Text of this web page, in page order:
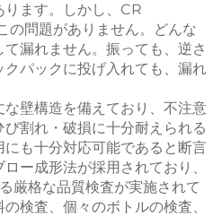
ます。しかし、CR
問題がありません。どんな
漏れません。振っても、逆さ
パックに投げ入れても、漏れ
壁構造を備えており、不注意
割れ・破損に十分耐えられる
も十分対応可能であると断言
ー成形法が採用されており、
厳格な品質検査が実施されて
検査、個々のボトルの検査、